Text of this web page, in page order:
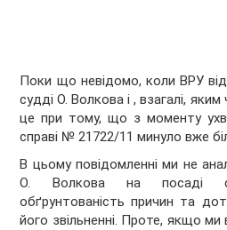
Поки що невідомо, коли ВРУ
судді О. Волкова і , взагалі,
це при тому, що з моменту
справі № 21722/11 минуло вже
В цьому повідомленні ми не
О. Волкова на посаді
обґрунтованість причин та
його звільненні. Проте, якщо ми